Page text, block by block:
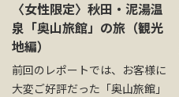
〈女性限定〉秋田・泥湯温
泉「奥山旅館」の旅（観光
地編）
前回のレポートでは、お客様に
大変ご好評だった「奥山旅館」